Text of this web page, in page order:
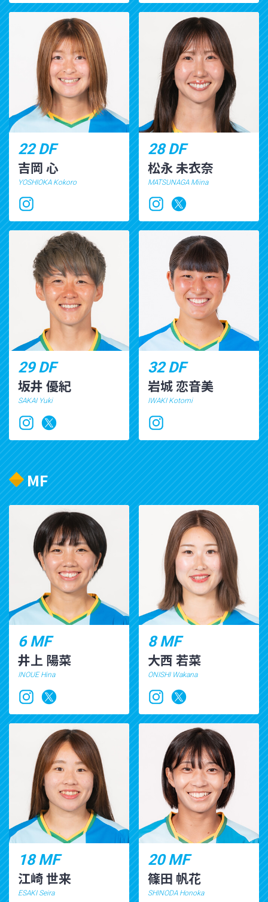
22 DF
吉岡 心
YOSHIOKA Kokoro
28 DF
松永 未衣奈
MATSUNAGA Miina
29 DF
坂井 優紀
SAKAI Yuki
32 DF
岩城 恋音美
IWAKI Kotomi
MF
6 MF
井上 陽菜
INOUE Hina
8 MF
大西 若菜
ONISHI Wakana
18 MF
江崎 世来
ESAKI Seira
20 MF
篠田 帆花
SHINODA Honoka